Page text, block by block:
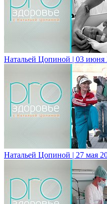
Натальей Цопиной | 03 июня
Натальей Цопиной | 27 мая